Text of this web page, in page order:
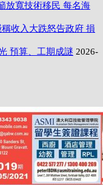
放寬技術移民 每名海
收入大跌怒告政府 損
預算、工期成謎 2026-